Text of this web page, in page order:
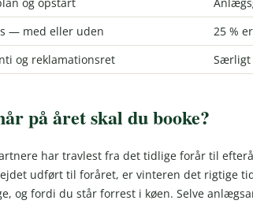
— med eller uden
25 %
og reklamationsret
Særligt
på året skal du booke?
har travlest fra det tidlige forår til
udført til foråret, er vinteren det rigtige
og fordi du står forrest i køen. Selve